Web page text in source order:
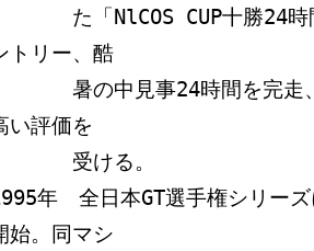
「NlCOS CUP十勝24時間
トリー、酷
の中見事24時間を完走、ポ
い評価を
ける。
年　全日本GT選手権シリー
始。同マシ